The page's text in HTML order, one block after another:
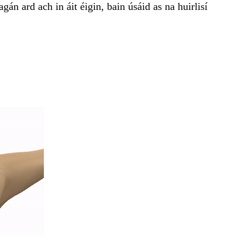
ard ach in áit éigin, bain úsáid as na huirlisí